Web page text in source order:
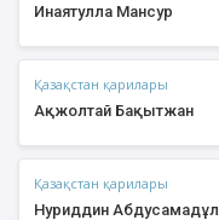
Инаятулла Мансур
Қазақстан қарилары
Ақжолтай Бақытжан
Қазақстан қарилары
Нуриддин